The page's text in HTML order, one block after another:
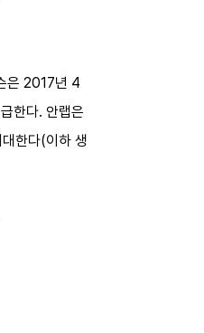
은 2017년 4
한다. 안랩은
한다(이하 생